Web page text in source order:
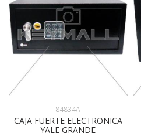
84834A
CAJA FUERTE ELECTRONICA
YALE GRANDE